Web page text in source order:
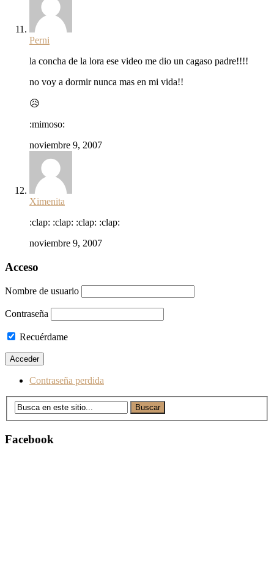
Perni
la concha de la lora ese video me dio un cagaso padre!!!!
no voy a dormir nunca mas en mi vida!!
😥
:mimoso:
noviembre 9, 2007
Ximenita
:clap: :clap: :clap: :clap:
noviembre 9, 2007
Acceso
Nombre de usuario
Contraseña
Recuérdame
Contraseña perdida
Facebook